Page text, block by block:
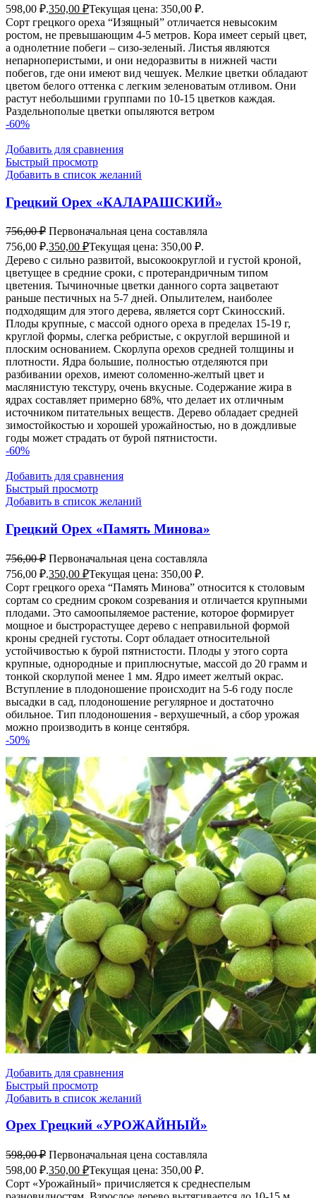
598,00 ₽.350,00 ₽Текущая цена: 350,00 ₽.
Сорт грецкого ореха “Изящный” отличается невысоким
ростом, не превышающим 4-5 метров. Кора имеет серый цвет,
а однолетние побеги – сизо-зеленый. Листья являются
непарноперистыми, и они недоразвиты в нижней части
побегов, где они имеют вид чешуек. Мелкие цветки обладают
цветом белого оттенка с легким зеленоватым отливом. Они
растут небольшими группами по 10-15 цветков каждая.
Раздельнополые цветки опыляются ветром
-60%
Добавить для сравнения
Быстрый просмотр
Добавить в список желаний
Грецкий Орех «КАЛАРАШСКИЙ»
756,00₽ Первоначальная цена составляла
756,00 ₽.350,00 ₽Текущая цена: 350,00 ₽.
Дерево с сильно развитой, высокоокруглой и густой кроной,
цветущее в средние сроки, с протерандричным типом
цветения. Тычиночные цветки данного сорта зацветают
раньше пестичных на 5-7 дней. Опылителем, наиболее
подходящим для этого дерева, является сорт Скиносский.
Плоды крупные, с массой одного ореха в пределах 15-19 г,
круглой формы, слегка ребристые, с округлой вершиной и
плоским основанием. Скорлупа орехов средней толщины и
плотности. Ядра большие, полностью отделяются при
разбивании орехов, имеют соломенно-желтый цвет и
маслянистую текстуру, очень вкусные. Содержание жира в
ядрах составляет примерно 68%, что делает их отличным
источником питательных веществ. Дерево обладает средней
зимостойкостью и хорошей урожайностью, но в дождливые
годы может страдать от бурой пятнистости.
-60%
Добавить для сравнения
Быстрый просмотр
Добавить в список желаний
Грецкий Орех «Память Минова»
756,00₽ Первоначальная цена составляла
756,00 ₽.350,00 ₽Текущая цена: 350,00 ₽.
Сорт грецкого ореха “Память Минова” относится к столовым
сортам со средним сроком созревания и отличается крупными
плодами. Это самоопыляемое растение, которое формирует
мощное и быстрорастущее дерево с неправильной формой
кроны средней густоты. Сорт обладает относительной
устойчивостью к бурой пятнистости. Плоды у этого сорта
крупные, однородные и приплюснутые, массой до 20 грамм и
тонкой скорлупой менее 1 мм. Ядро имеет желтый окрас.
Вступление в плодоношение происходит на 5-6 году после
высадки в сад, плодоношение регулярное и достаточно
обильное. Тип плодоношения - верхушечный, а сбор урожая
можно производить в конце сентября.
-50%
Добавить для сравнения
Быстрый просмотр
Добавить в список желаний
Орех Грецкий «УРОЖАЙНЫЙ»
598,00₽ Первоначальная цена составляла
598,00 ₽.350,00 ₽Текущая цена: 350,00 ₽.
Сорт «Урожайный» причисляется к среднеспелым